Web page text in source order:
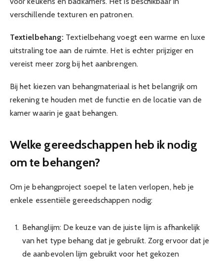
verschillende texturen en patronen.
Textielbehang: Textielbehang voegt een warme en luxe
uitstraling toe aan de ruimte. Het is echter prijziger en
vereist meer zorg bij het aanbrengen.
Bij het kiezen van behangmateriaal is het belangrijk om
rekening te houden met de functie en de locatie van de
kamer waarin je gaat behangen.
Welke gereedschappen heb ik nodig
om te behangen?
Om je behangproject soepel te laten verlopen, heb je
enkele essentiële gereedschappen nodig:
Behanglijm: De keuze van de juiste lijm is afhankelijk
van het type behang dat je gebruikt. Zorg ervoor dat je
de aanbevolen lijm gebruikt voor het gekozen